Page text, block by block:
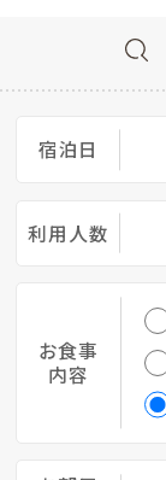
宿泊日
利用人数
お食事
内容